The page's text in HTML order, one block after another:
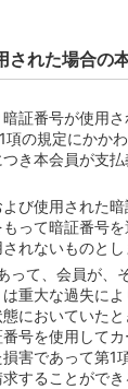
れた場合の
証番号が使用
の規定にかか
き本会員が支
び使用された
って暗証番号
れないものとし
って、会員が、
重大な過失に
においていた
号を使用して
害であって第1
することができ